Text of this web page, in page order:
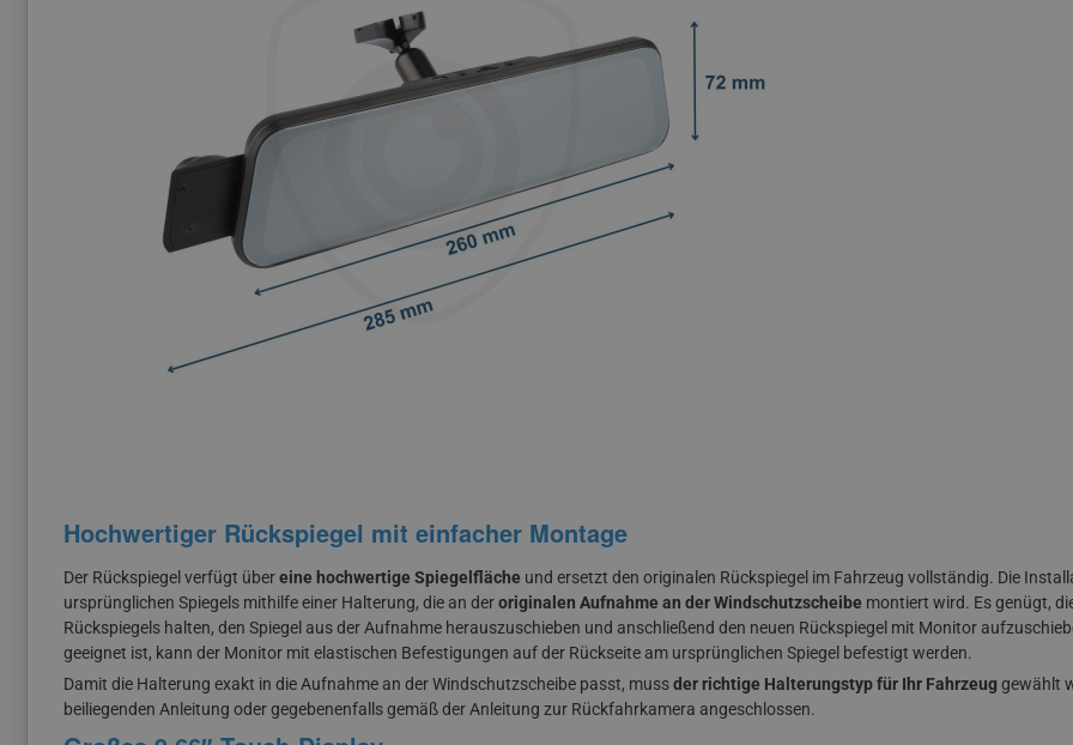
Hochwertiger Rückspiegel mit einfacher Montage
Der Rückspiegel verfügt übereine hochwertige Spiegelfläche und ersetzt den originalen Rückspiegel im Fahrzeug vollständig. Die
ursprünglichen Spiegels mithilfe einer Halterung, die an deroriginalen Aufnahme an der Windschutzscheibe montiert wird. Es genügt,
Rückspiegels halten, den Spiegel aus der Aufnahme herauszuschieben und anschließend den neuen Rückspiegel mit Monitor
geeignet ist, kann der Monitor mit elastischen Befestigungen auf der Rückseite am ursprünglichen Spiegel befestigt werden.
Damit die Halterung exakt in die Aufnahme an der Windschutzscheibe passt, mussder richtige Halterungstyp für Ihr Fahrzeuggewählt
beiliegenden Anleitung oder gegebenenfalls gemäß der Anleitung zur Rückfahrkamera angeschlossen.